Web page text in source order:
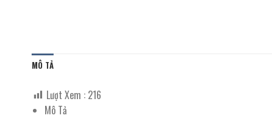
MÔ TẢ
Lượt Xem : 216
Mô Tả